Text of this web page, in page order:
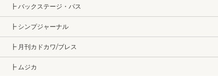
┣ バックステージ・パス
┣ シンプジャーナル
┣ 月刊カドカワ/ブレス
┣ ムジカ